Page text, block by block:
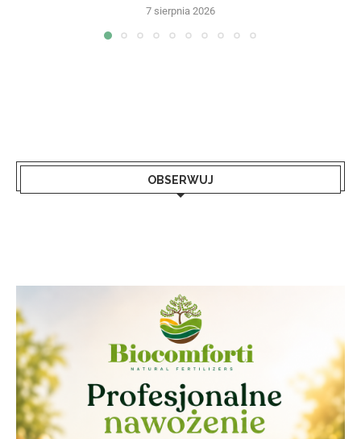
7 sierpnia 2026
OBSERWUJ